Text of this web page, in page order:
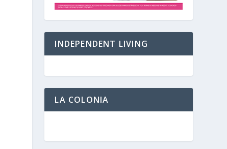
INDEPENDENT LIVING
LA COLONIA